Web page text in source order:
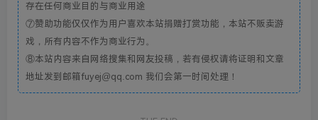
存在任何商业目的与商业用途
⑦赞助功能仅仅作为用户喜欢本站捐赠打赏功能，本站不贩卖游
戏，所有内容不作为商业行为。
⑧本站内容来自网络搜集和网友投稿，若有侵权请将证明和文章
地址发到邮箱fuyej@qq.com 我们会第一时间处理！